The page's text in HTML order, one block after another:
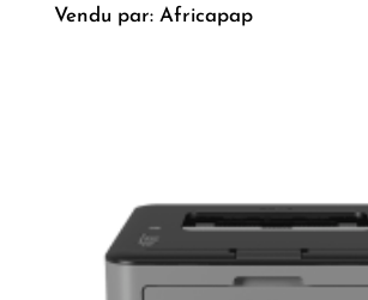
Vendu par: Africapap